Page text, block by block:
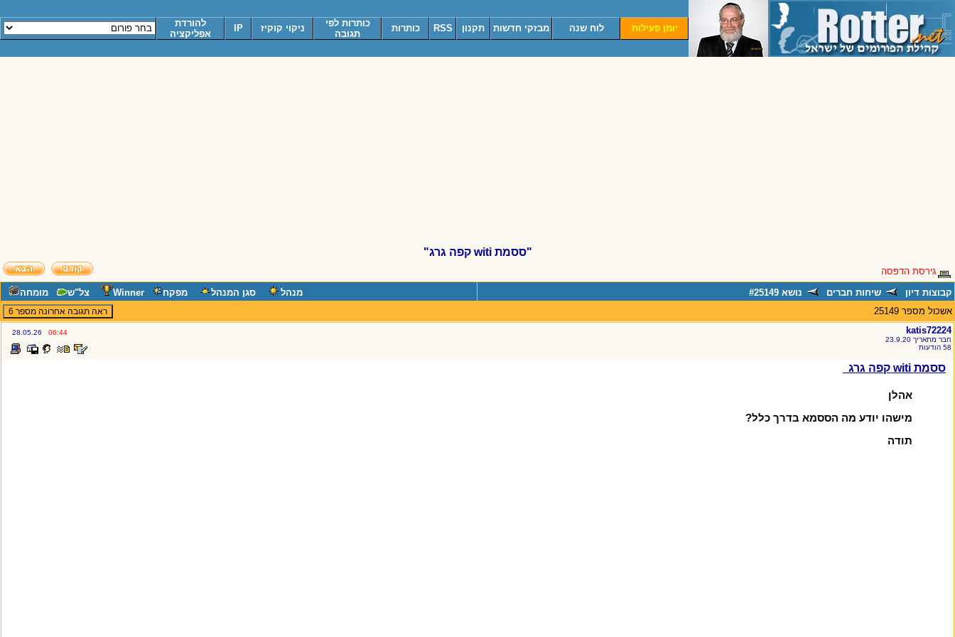
יומן פעילות לוח שנה מבזקי חדשות תקנון RSS כותרות
כותרות לפי
תגובה
ניקוי קוקיז IP
להורדת
אפליקציה
"ססמת witi קפה גרג"
גירסת הדפסה
קבוצות דיון
שיחות חברים נושא #25149 מנהל סגן המנהל מפקח Winner צל"ש
מומחה
אשכול מספר 25149
katis72224
חבר מתאריך 23.9.20
58 הודעות
06:44
28.05.26
ססמת witi קפה גרג
אהלן
מישהו יודע מה הססמא בדרך כלל?
תודה